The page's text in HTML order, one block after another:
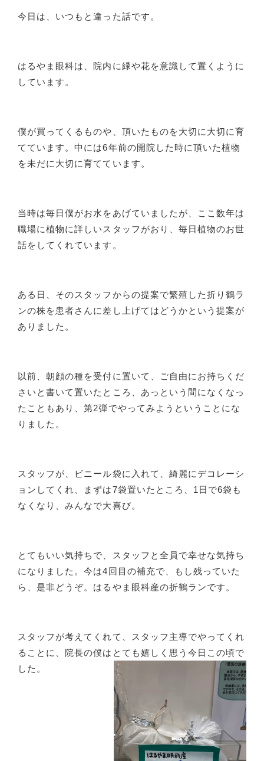
今日は、いつもと違った話です。
はるやま眼科は、院内に緑や花を意識して置くように
しています。
僕が買ってくるものや、頂いたものを大切に大切に育
てています。中には6年前の開院した時に頂いた植物
を未だに大切に育てています。
当時は毎日僕がお水をあげていましたが、ここ数年は
職場に植物に詳しいスタッフがおり、毎日植物のお世
話をしてくれています。
ある日、そのスタッフからの提案で繁殖した折り鶴ラ
ンの株を患者さんに差し上げてはどうかという提案が
ありました。
以前、朝顔の種を受付に置いて、ご自由にお持ちくだ
さいと書いて置いたところ、あっという間になくなっ
たこともあり、第2弾でやってみようということにな
りました。
スタッフが、ビニール袋に入れて、綺麗にデコレーシ
ョンしてくれ、まずは7袋置いたところ、1日で6袋も
なくなり、みんなで大喜び。
とてもいい気持ちで、スタッフと全員で幸せな気持ち
になりました。今は4回目の補充で、もし残っていた
ら、是非どうぞ。はるやま眼科産の折鶴ランです。
スタッフが考えてくれて、スタッフ主導でやってくれ
ることに、院長の僕はとても嬉しく思う今日この頃で
した。